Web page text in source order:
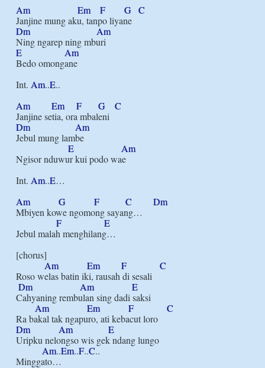
Am
Em F G C
Dm
Am
E
Am
Bedo omongane
Int. Am..E..
Am
Em F G
C
Dm
Am
Jebul mung lambe
E
Am
Ngisor nduwur kui podo wae
Int. Am..E…
Am
G F C
Dm
Mbiyen kowe ngomong sayang…
F
E
Jebul malah menghilang…
[chorus]
Am
Em F
C
Roso welas batin iki, rausah di sesali
Dm
Am
E
Cahyaning rembulan sing dadi saksi
Am
Em F
C
Dm
Am
E
Uripku nelongso wis gek ndang lungo
Am..Em..F..C..
Minggato…